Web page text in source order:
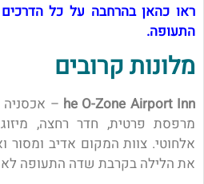
ראו כהאן בהרחבה על כל
התעופה.
מלונות קרובים
he O-Zone Airport Inn – אכסניה
מרפסת פרטית, חדר רחצה, מיזוג
אלחוטי. צוות המקום אדיב ומסור
את הלילה בקרבת שדה התעופה לא